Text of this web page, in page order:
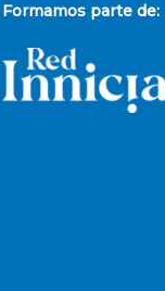
Formamos parte de: